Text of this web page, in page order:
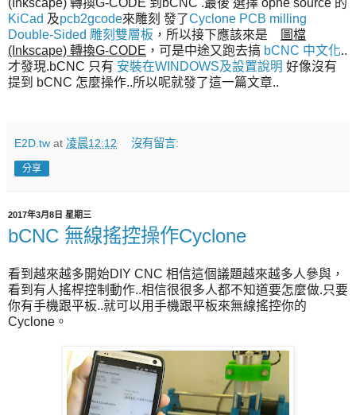
KiCad 及pcb2gcode來雕刻 發了Cyclone PCB milling
Double-Sided 雕刻雙層板 ，所以接下應該來是
圖檔
(Inkscape) 轉換G-CODE ，可是中途又跑去搞 bCNC 中文化..
才發現.bCNC 只有 安裝在WINDOWS及設置說明 好像沒有
提到 bCNC 怎麼操作..所以呢就發了這一篇文章..
E2D.tw at 凌晨12:12 沒有留言:
分享
2017年3月8日 星期三
bCNC 無線搖控操作Cyclone
看到越來越多開始DIY CNC 相信這個議題越來越多人參與，
看到有人搖桿控制動作..相信很很多人都不知道要怎麼做.只要
你有手機跟平板..就可以用手機跟平板來無線搖控你的
Cyclone。